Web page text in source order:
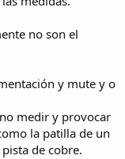
no son el
y mute y o
medir y provocar
la patilla de un
de cobre.